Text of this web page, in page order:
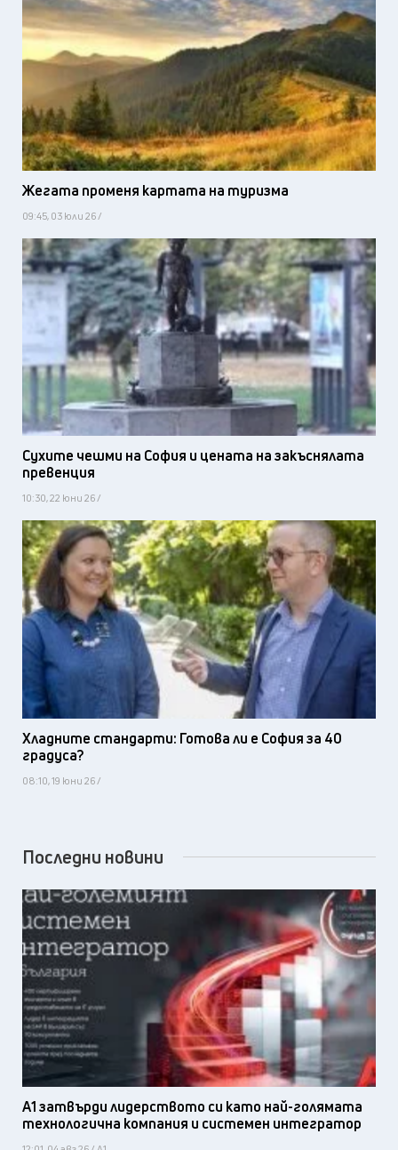
Жегата променя картата на туризма
09:45, 03 юли 26 /
Сухите чешми на София и цената на закъснялата
превенция
10:30, 22 юни 26 /
Хладните стандарти: Готова ли е София за 40
градуса?
08:10, 19 юни 26 /
Последни новини
А1 затвърди лидерството си като най-голямата
технологична компания и системен интегратор